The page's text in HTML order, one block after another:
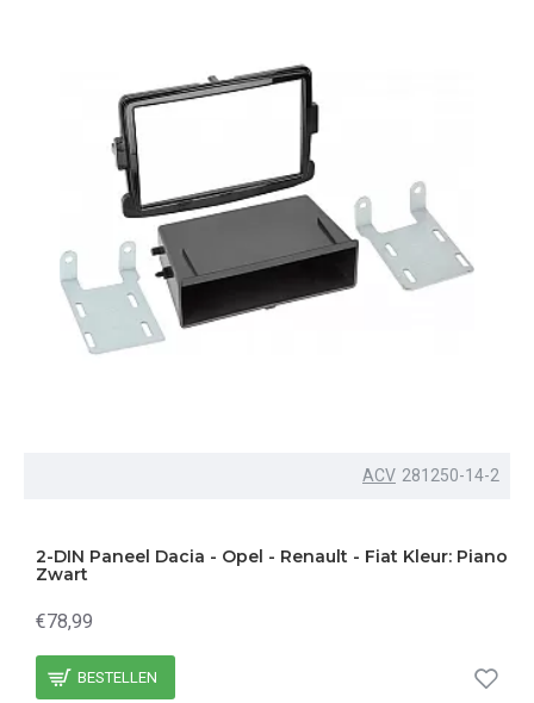
ACV 281250-14-2
2-DIN Paneel Dacia - Opel - Renault - Fiat Kleur: Piano
Zwart
€78,99
BESTELLEN